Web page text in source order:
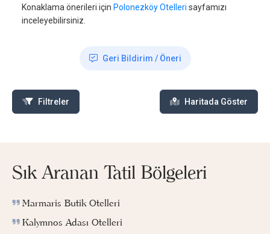
Konaklama önerileri için Polonezköy Otelleri sayfamızı
inceleyebilirsiniz.
Geri Bildirim / Öneri
Filtreler Haritada Göster
Sık Aranan Tatil Bölgeleri
Marmaris Butik Otelleri
Kalymnos Adası Otelleri